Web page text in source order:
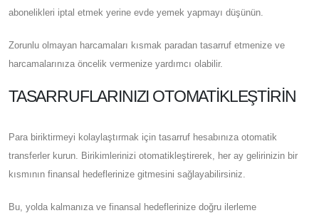
abonelikleri iptal etmek yerine evde yemek yapmayı düşünün.
Zorunlu olmayan harcamaları kısmak paradan tasarruf etmenize ve
harcamalarınıza öncelik vermenize yardımcı olabilir.
TASARRUFLARINIZI OTOMATIKLEŞTIRIN
Para biriktirmeyi kolaylaştırmak için tasarruf hesabınıza otomatik
transferler kurun. Birikimlerinizi otomatikleştirerek, her ay gelirinizin bir
kısmının finansal hedeflerinize gitmesini sağlayabilirsiniz.
Bu, yolda kalmanıza ve finansal hedeflerinize doğru ilerleme